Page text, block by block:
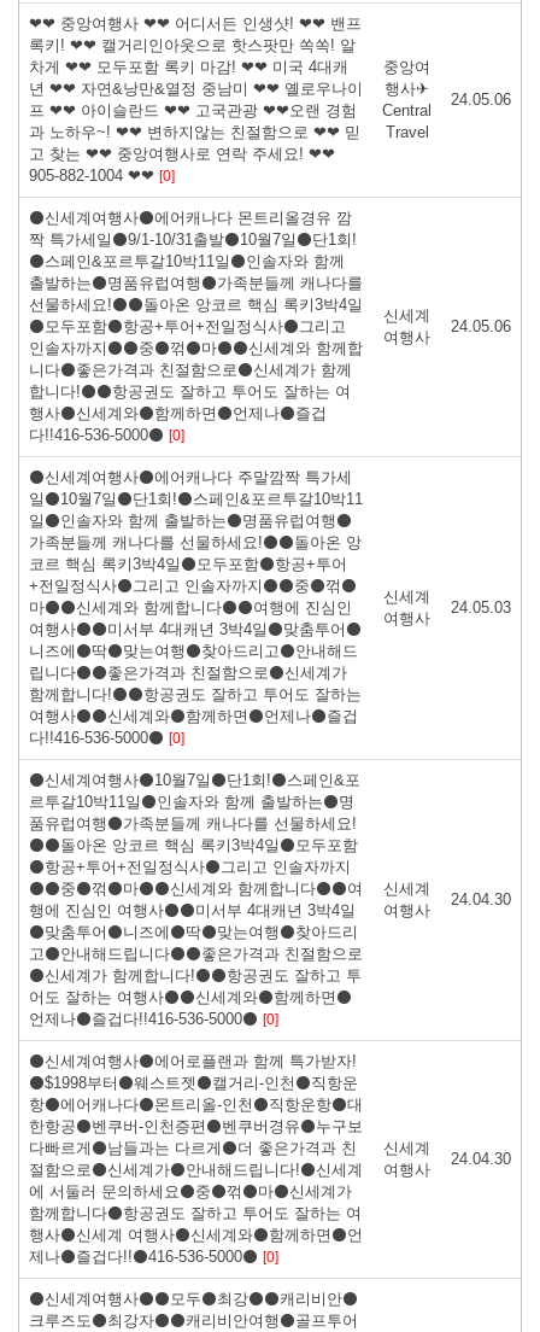
❤❤ 중앙여행사 ❤❤ 어디서든 인생샷! ❤❤ 밴프
록키! ❤❤ 캘거리인아웃으로 핫스팟만 쏙쏙! 알
차게 ❤❤ 모두포함 록키 마감! ❤❤ 미국 4대캐
년 ❤❤ 자연&낭만&열정 중남미 ❤❤ 옐로우나이
프 ❤❤ 아이슬란드 ❤❤ 고국관광 ❤❤오랜 경험
과 노하우~! ❤❤ 변하지않는 친절함으로 ❤❤ 믿
고 찾는 ❤❤ 중앙여행사로 연락 주세요! ❤❤
905-882-1004 ❤❤ [0]
중앙여
행사✈
Central
Travel
24.05.06
⚫신세계여행사⚫에어캐나다 몬트리올경유 깜
짝 특가세일⚫9/1-10/31출발⚫10월7일⚫단1회!
⚫스페인&포르투갈10박11일⚫인솔자와 함께
출발하는⚫명품유럽여행⚫가족분들께 캐나다를
선물하세요!⚫⚫돌아온 앙코르 핵심 록키3박4일
⚫모두포함⚫항공+투어+전일정식사⚫그리고
인솔자까지⚫⚫중⚫꺾⚫마⚫⚫신세계와 함께합
니다⚫좋은가격과 친절함으로⚫신세계가 함께
합니다!⚫⚫항공권도 잘하고 투어도 잘하는 여
행사⚫신세계와⚫함께하면⚫언제나⚫즐겁
다!!416-536-5000⚫ [0]
신세계
여행사
24.05.06
⚫신세계여행사⚫에어캐나다 주말깜짝 특가세
일⚫10월7일⚫단1회!⚫스페인&포르투갈10박11
일⚫인솔자와 함께 출발하는⚫명품유럽여행⚫
가족분들께 캐나다를 선물하세요!⚫⚫돌아온 앙
코르 핵심 록키3박4일⚫모두포함⚫항공+투어
+전일정식사⚫그리고 인솔자까지⚫⚫중⚫꺾⚫
마⚫⚫신세계와 함께합니다⚫⚫여행에 진심인
여행사⚫⚫미서부 4대캐년 3박4일⚫맞춤투어⚫
니즈에⚫딱⚫맞는여행⚫찾아드리고⚫안내해드
립니다⚫⚫좋은가격과 친절함으로⚫신세계가
함께합니다!⚫⚫항공권도 잘하고 투어도 잘하는
여행사⚫⚫신세계와⚫함께하면⚫언제나⚫즐겁
다!!416-536-5000⚫ [0]
신세계
여행사
24.05.03
⚫신세계여행사⚫10월7일⚫단1회!⚫스페인&포
르투갈10박11일⚫인솔자와 함께 출발하는⚫명
품유럽여행⚫가족분들께 캐나다를 선물하세요!
⚫⚫돌아온 앙코르 핵심 록키3박4일⚫모두포함
⚫항공+투어+전일정식사⚫그리고 인솔자까지
⚫⚫중⚫꺾⚫마⚫⚫신세계와 함께합니다⚫⚫여
행에 진심인 여행사⚫⚫미서부 4대캐년 3박4일
⚫맞춤투어⚫니즈에⚫딱⚫맞는여행⚫찾아드리
고⚫안내해드립니다⚫⚫좋은가격과 친절함으로
⚫신세계가 함께합니다!⚫⚫항공권도 잘하고 투
어도 잘하는 여행사⚫⚫신세계와⚫함께하면⚫
언제나⚫즐겁다!!416-536-5000⚫ [0]
신세계
여행사
24.04.30
⚫신세계여행사⚫에어로플랜과 함께 특가받자!
⚫$1998부터⚫웨스트젯⚫캘거리-인천⚫직항운
항⚫에어캐나다⚫몬트리올-인천⚫직항운항⚫대
한항공⚫벤쿠버-인천증편⚫벤쿠버경유⚫누구보
다빠르게⚫남들과는 다르게⚫더 좋은가격과 친
절함으로⚫신세계가⚫안내해드립니다!⚫신세계
에 서둘러 문의하세요⚫중⚫꺾⚫마⚫신세계가
함께합니다⚫항공권도 잘하고 투어도 잘하는 여
행사⚫신세계 여행사⚫신세계와⚫함께하면⚫언
제나⚫즐겁다!!⚫416-536-5000⚫ [0]
신세계
여행사
24.04.30
⚫신세계여행사⚫⚫모두⚫최강⚫⚫캐리비안⚫
크루즈도⚫최강자⚫⚫캐리비안여행⚫골프투어